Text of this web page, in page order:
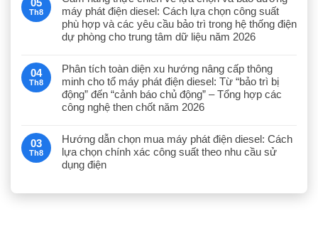
05
Th8
máy phát điện diesel: Cách lựa chọn công suất
phù hợp và các yêu cầu bảo trì trong hệ thống điện
dự phòng cho trung tâm dữ liệu năm 2026
04
Th8
Phân tích toàn diện xu hướng nâng cấp thông
minh cho tổ máy phát điện diesel: Từ “bảo trì bị
động” đến “cảnh báo chủ động” – Tổng hợp các
công nghệ then chốt năm 2026
03
Th8
Hướng dẫn chọn mua máy phát điện diesel: Cách
lựa chọn chính xác công suất theo nhu cầu sử
dụng điện